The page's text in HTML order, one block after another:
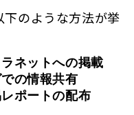
下のような方法が挙
ネットへの掲載
の情報共有
ポートの配布